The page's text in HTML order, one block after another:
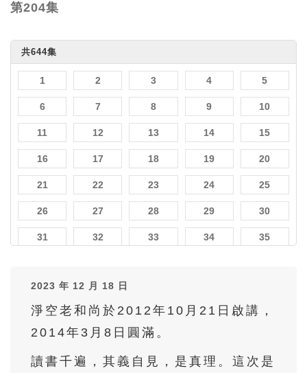
第204集
共644集
1 2 3 4 5
6 7 8 9 10
11 12 13 14 15
16 17 18 19 20
21 22 23 24 25
26 27 28 29 30
31 32 33 34 35
41 42
46 47 48 49 50
52 53
56 57 58 59 60
2023 年 12 月 18 日
淨空老和尚於2012年10月21日啟講，
2014年3月8日圓滿。
讀書千遍，其義自見，是真理。這次是